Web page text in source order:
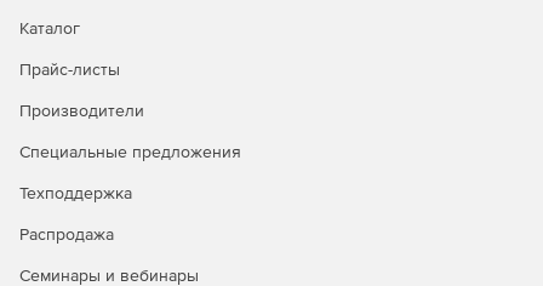
Каталог
Прайс-листы
Производители
Специальные предложения
Техподдержка
Распродажа
Семинары и вебинары